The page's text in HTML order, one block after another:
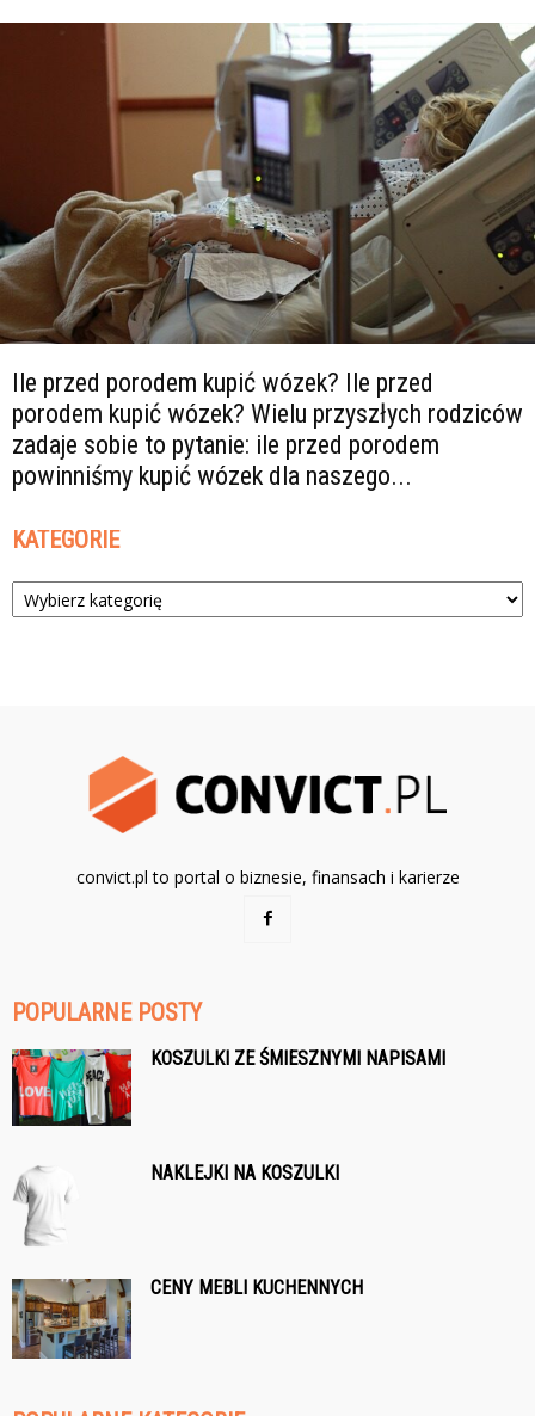
Ile przed porodem kupić wózek? Ile przed
porodem kupić wózek? Wielu przyszłych rodziców
zadaje sobie to pytanie: ile przed porodem
powinniśmy kupić wózek dla naszego...
KATEGORIE
Kategorie
convict.pl to portal o biznesie, finansach i karierze
POPULARNE POSTY
KOSZULKI ZE ŚMIESZNYMI NAPISAMI
NAKLEJKI NA KOSZULKI
CENY MEBLI KUCHENNYCH